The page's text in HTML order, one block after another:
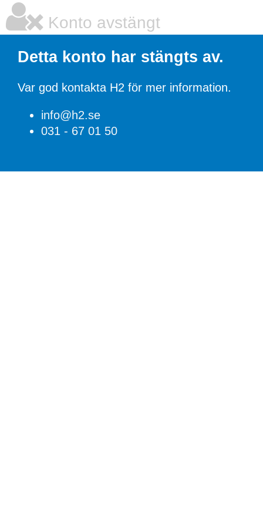
Konto avstängt
Detta konto har stängts av.
Var god kontakta H2 för mer information.
info@h2.se
031 - 67 01 50